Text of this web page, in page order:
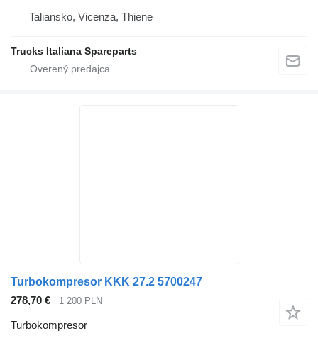
Taliansko, Vicenza, Thiene
Trucks Italiana Spareparts
Turbokompresor KKK 27.2 5700247
278,70 €
1 200 PLN
Turbokompresor